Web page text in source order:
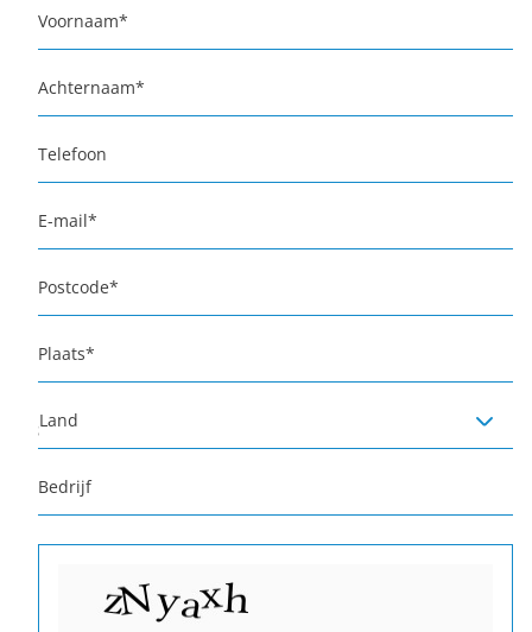
Voornaam*
Achternaam*
Telefoon
E-mail*
Postcode*
Plaats*
Land
Bedrijf